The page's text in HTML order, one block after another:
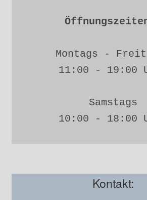
Montags -
11:00 - 19:00
Samstags
10:00 - 18:00
Kontakt: